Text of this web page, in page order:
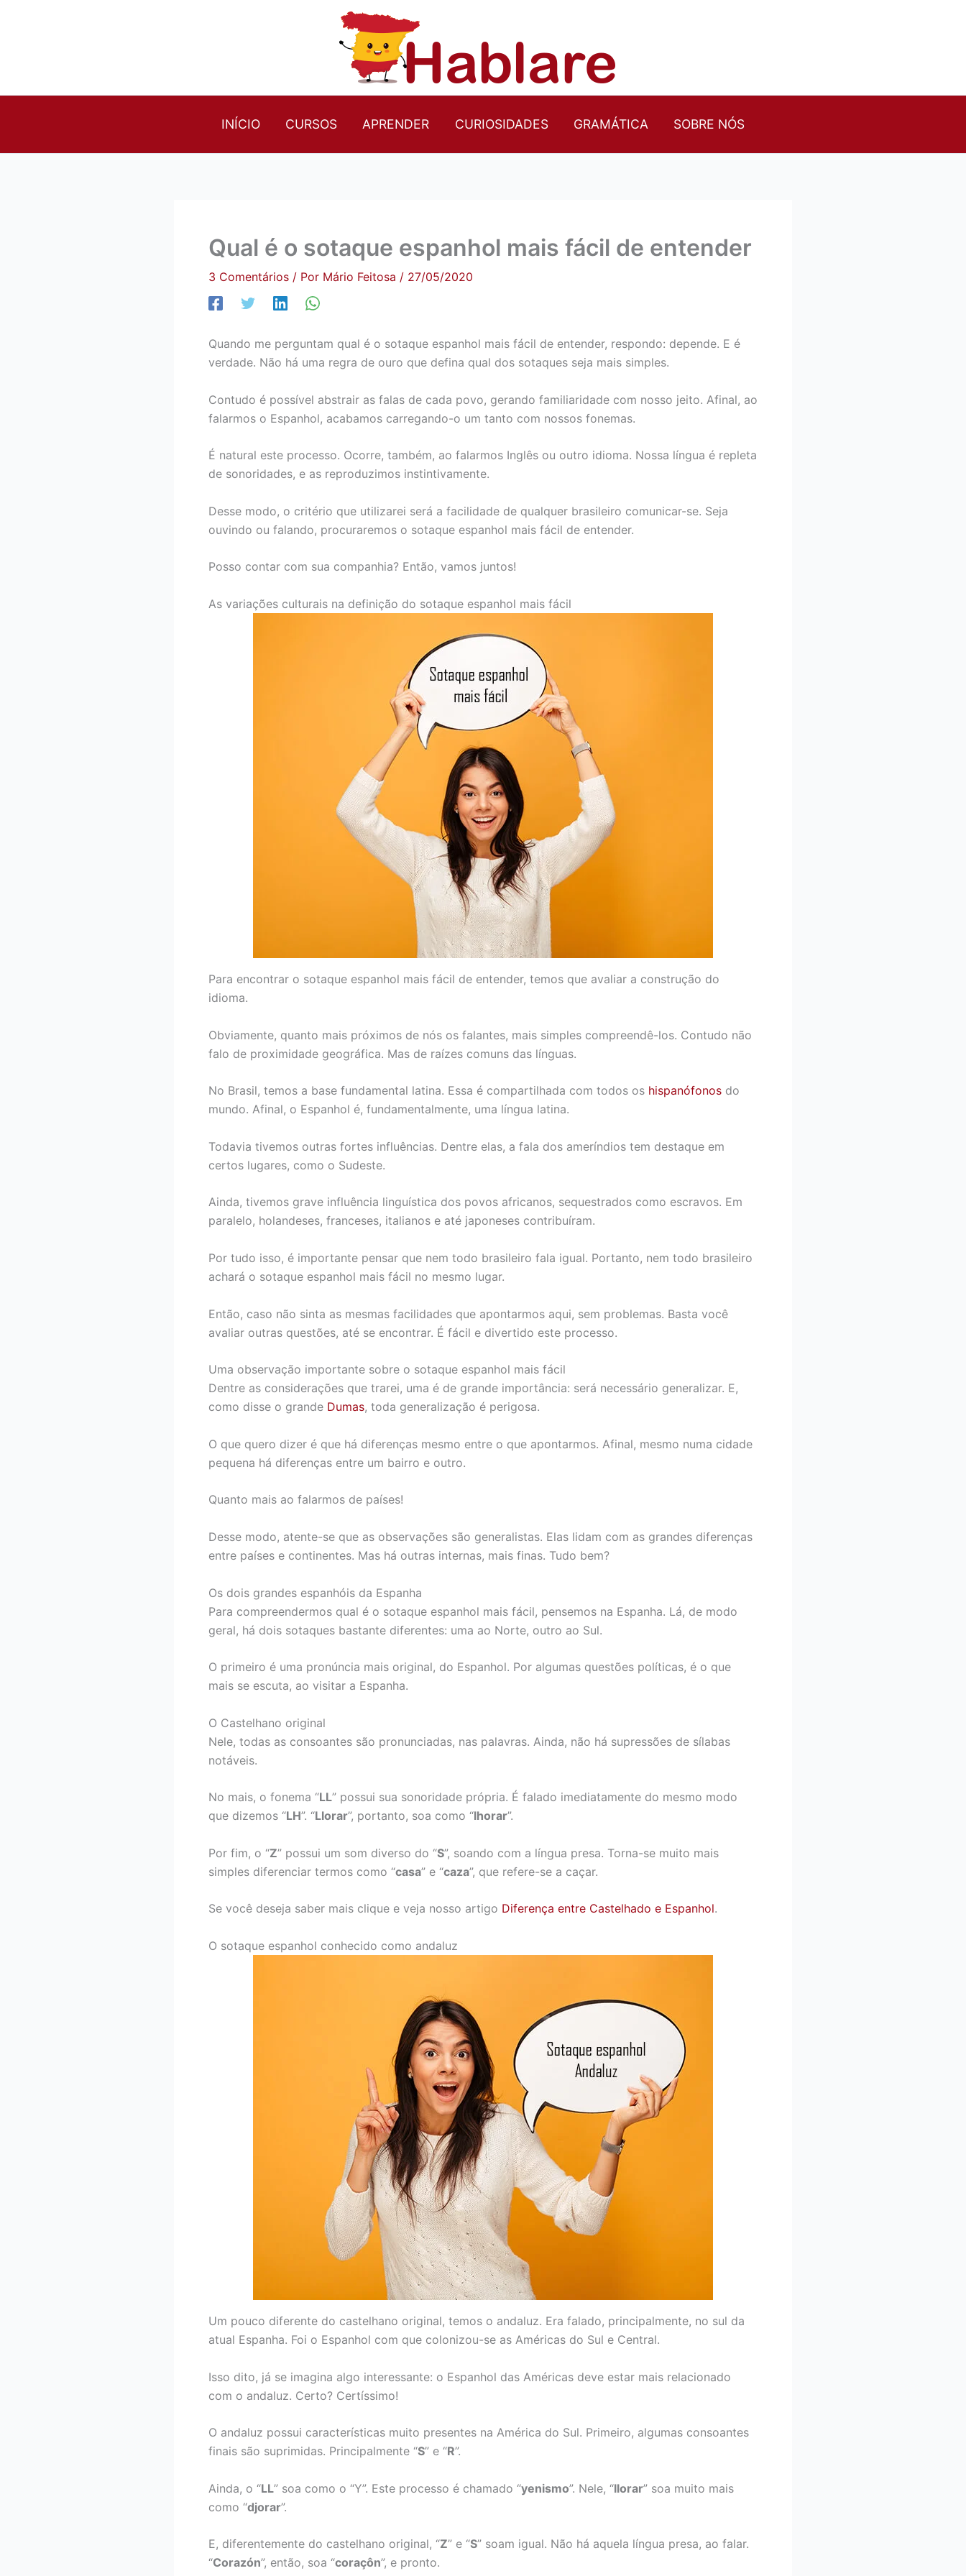
INÍCIO CURSOS APRENDER CURIOSIDADES GRAMÁTICA SOBRE NÓS
Qual é o sotaque espanhol mais fácil de entender
3 Comentários / Por Mário Feitosa / 27/05/2020
Quando me perguntam qual é o sotaque espanhol mais fácil de entender, respondo: depende. E é
verdade. Não há uma regra de ouro que defina qual dos sotaques seja mais simples.
Contudo é possível abstrair as falas de cada povo, gerando familiaridade com nosso jeito. Afinal, ao
falarmos o Espanhol, acabamos carregando-o um tanto com nossos fonemas.
É natural este processo. Ocorre, também, ao falarmos Inglês ou outro idioma. Nossa língua é repleta
de sonoridades, e as reproduzimos instintivamente.
Desse modo, o critério que utilizarei será a facilidade de qualquer brasileiro comunicar-se. Seja
ouvindo ou falando, procuraremos o sotaque espanhol mais fácil de entender.
Posso contar com sua companhia? Então, vamos juntos!
As variações culturais na definição do sotaque espanhol mais fácil
Para encontrar o sotaque espanhol mais fácil de entender, temos que avaliar a construção do
idioma.
Obviamente, quanto mais próximos de nós os falantes, mais simples compreendê-los. Contudo não
falo de proximidade geográfica. Mas de raízes comuns das línguas.
No Brasil, temos a base fundamental latina. Essa é compartilhada com todos os hispanófonos do
mundo. Afinal, o Espanhol é, fundamentalmente, uma língua latina.
Todavia tivemos outras fortes influências. Dentre elas, a fala dos ameríndios tem destaque em
certos lugares, como o Sudeste.
Ainda, tivemos grave influência linguística dos povos africanos, sequestrados como escravos. Em
paralelo, holandeses, franceses, italianos e até japoneses contribuíram.
Por tudo isso, é importante pensar que nem todo brasileiro fala igual. Portanto, nem todo brasileiro
achará o sotaque espanhol mais fácil no mesmo lugar.
Então, caso não sinta as mesmas facilidades que apontarmos aqui, sem problemas. Basta você
avaliar outras questões, até se encontrar. É fácil e divertido este processo.
Uma observação importante sobre o sotaque espanhol mais fácil
Dentre as considerações que trarei, uma é de grande importância: será necessário generalizar. E,
como disse o grande Dumas, toda generalização é perigosa.
O que quero dizer é que há diferenças mesmo entre o que apontarmos. Afinal, mesmo numa cidade
pequena há diferenças entre um bairro e outro.
Quanto mais ao falarmos de países!
Desse modo, atente-se que as observações são generalistas. Elas lidam com as grandes diferenças
entre países e continentes. Mas há outras internas, mais finas. Tudo bem?
Os dois grandes espanhóis da Espanha
Para compreendermos qual é o sotaque espanhol mais fácil, pensemos na Espanha. Lá, de modo
geral, há dois sotaques bastante diferentes: uma ao Norte, outro ao Sul.
O primeiro é uma pronúncia mais original, do Espanhol. Por algumas questões políticas, é o que
mais se escuta, ao visitar a Espanha.
O Castelhano original
Nele, todas as consoantes são pronunciadas, nas palavras. Ainda, não há supressões de sílabas
notáveis.
No mais, o fonema “LL” possui sua sonoridade própria. É falado imediatamente do mesmo modo
que dizemos “LH”. “Llorar”, portanto, soa como “lhorar”.
Por fim, o “Z” possui um som diverso do “S”, soando com a língua presa. Torna-se muito mais
simples diferenciar termos como “casa” e “caza”, que refere-se a caçar.
Se você deseja saber mais clique e veja nosso artigo Diferença entre Castelhado e Espanhol.
O sotaque espanhol conhecido como andaluz
Um pouco diferente do castelhano original, temos o andaluz. Era falado, principalmente, no sul da
atual Espanha. Foi o Espanhol com que colonizou-se as Américas do Sul e Central.
Isso dito, já se imagina algo interessante: o Espanhol das Américas deve estar mais relacionado
com o andaluz. Certo? Certíssimo!
O andaluz possui características muito presentes na América do Sul. Primeiro, algumas consoantes
finais são suprimidas. Principalmente “S” e “R”.
Ainda, o “LL” soa como o “Y”. Este processo é chamado “yenismo”. Nele, “llorar” soa muito mais
como “djorar”.
E, diferentemente do castelhano original, “Z” e “S” soam igual. Não há aquela língua presa, ao falar.
“Corazón”, então, soa “coraçôn”, e pronto.